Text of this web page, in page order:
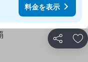
料金を表示
シェア お